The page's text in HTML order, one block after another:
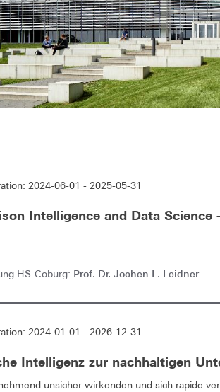
2024-06-01 - 2025-05-31
Intelligence and Data Science
HS-Coburg: Prof. Dr. Jochen L. Leidner
2024-01-01 - 2026-12-31
Intelligenz zur nachhaltigen
unsicher wirkenden und sich rapide